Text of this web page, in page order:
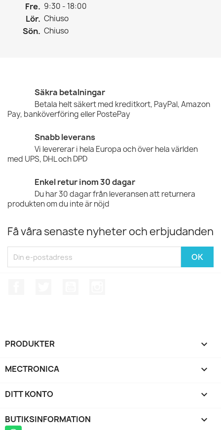
Fre. 9:30 - 18:00
Lör. Chiuso
Sön. Chiuso
Säkra betalningar
Betala helt säkert med kreditkort, PayPal, Amazon
Pay, banköverföring eller PostePay
Snabb leverans
Vi levererar i hela Europa och över hela världen
med UPS, DHL och DPD
Enkel retur inom 30 dagar
Du har 30 dagar från leveransen att returnera
produkten om du inte är nöjd
Få våra senaste nyheter och erbjudanden
PRODUKTER 
MECTRONICA 
DITT KONTO 
BUTIKSINFORMATION keyboard_arrow_down